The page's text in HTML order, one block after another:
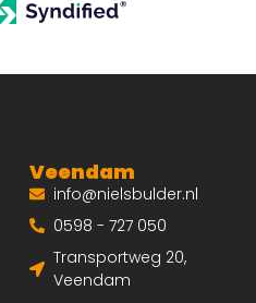
Veendam
info@nielsbulder.nl
0598 - 727 050
Transportweg 20,
Veendam